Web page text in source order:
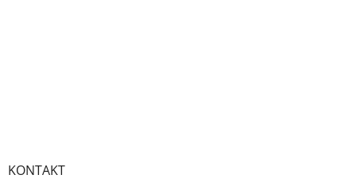
KONTAKT